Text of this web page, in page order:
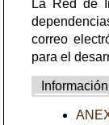
La Red de
correo
para el
Información